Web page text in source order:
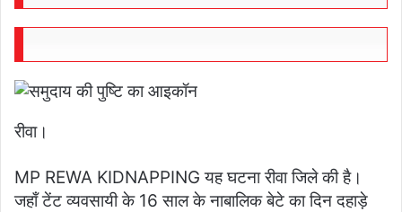
रीवा।
MP REWA KIDNAPPING यह घटना रीवा जिले की है।
जहाँ टेंट व्यवसायी के 16 साल के नाबालिक बेटे का दिन दहाड़े